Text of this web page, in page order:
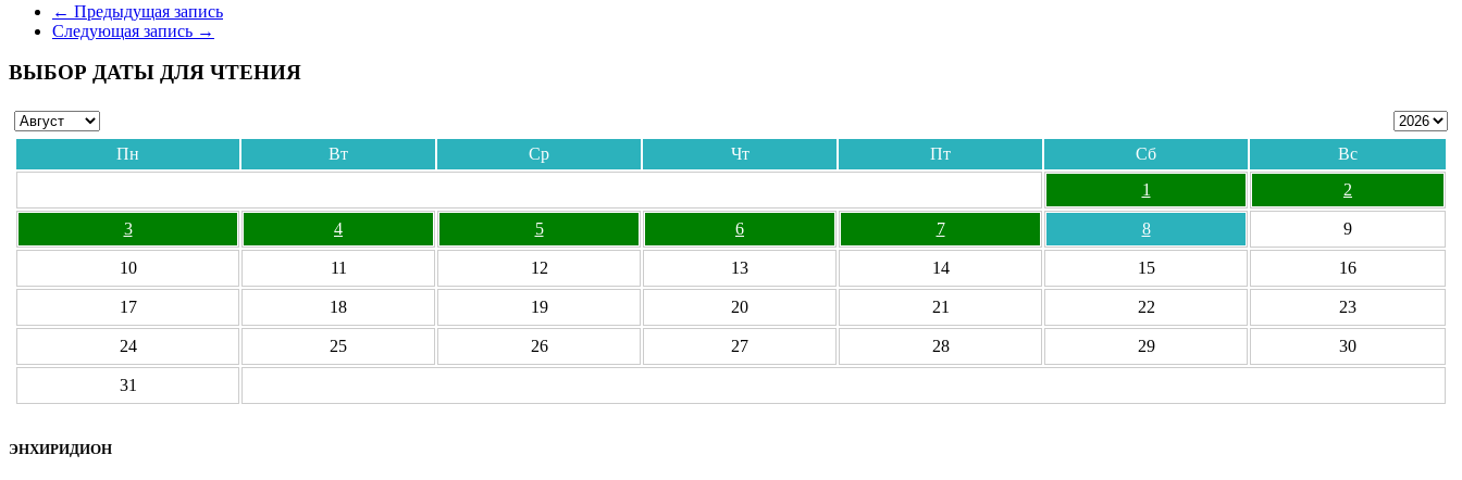
Отправить
← Предыдущая запись
Следующая запись →
ВЫБОР ДАТЫ ДЛЯ ЧТЕНИЯ
Пн Вт Ср Чт Пт Сб
Вс
1
2
3 4 5 6 7 8 9
10 11 12 13 14 15 16
17 18 19 20 21 22 23
24 25 26 27 28 29 30
31
ЭНХИРИДИОН